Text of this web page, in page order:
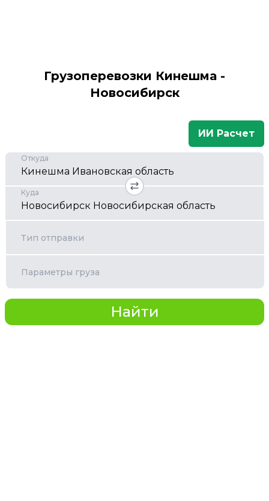
Грузоперевозки Кинешма -
Новосибирск
ИИ Расчет
Откуда
Куда
Тип отправки
Параметры груза
Найти